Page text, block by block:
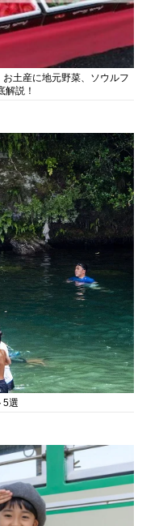
土産に地元野菜、ソウルフ
解説！
5選